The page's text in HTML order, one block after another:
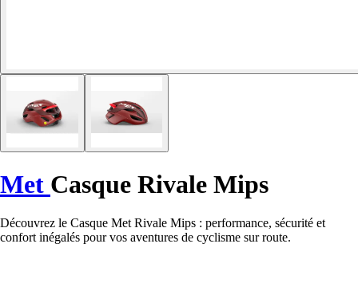
Met Casque Rivale Mips
Découvrez le Casque Met Rivale Mips : performance, sécurité et
confort inégalés pour vos aventures de cyclisme sur route.